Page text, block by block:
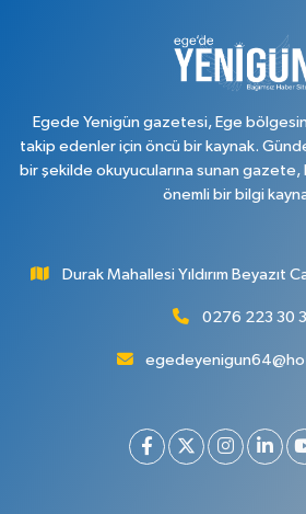
Dikilitaş Mahallesi, Camii Sokak No:7 A Merkez
Yol Tarifi Al
Egede Yenigün gazetesi, Ege
takip edenler için öncü bir kaynak.
bir şekilde okuyucularına sunan
önemli bir bilgi
Durak Mahallesi Yıldırım Beyazıt
0276 223 30